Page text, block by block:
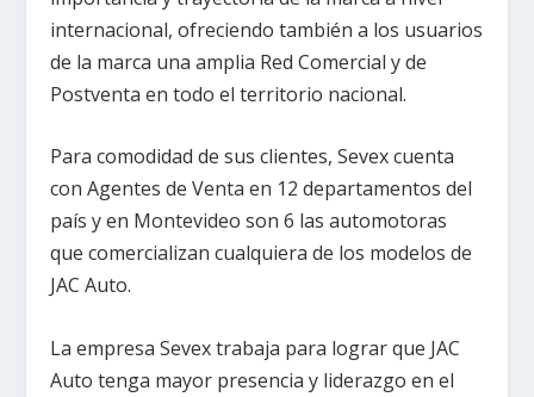
internacional, ofreciendo también a los usuarios
de la marca una amplia Red Comercial y de
Postventa en todo el territorio nacional.
Para comodidad de sus clientes, Sevex cuenta
con Agentes de Venta en 12 departamentos del
país y en Montevideo son 6 las automotoras
que comercializan cualquiera de los modelos de
JAC Auto.
La empresa Sevex trabaja para lograr que JAC
Auto tenga mayor presencia y liderazgo en el